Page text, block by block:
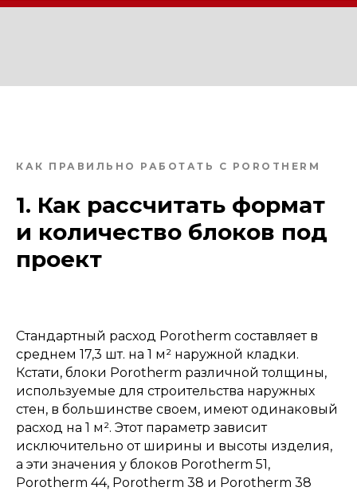
КАК ПРАВИЛЬНО РАБОТАТЬ С POROTHERM
1. Как рассчитать формат
и количество блоков под
проект
Стандартный расход Porotherm составляет в
среднем 17,3 шт. на 1 м² наружной кладки.
Кстати, блоки Porotherm различной толщины,
используемые для строительства наружных
стен, в большинстве своем, имеют одинаковый
расход на 1 м². Этот параметр зависит
исключительно от ширины и высоты изделия,
а эти значения у блоков Porotherm 51,
Porotherm 44, Porotherm 38 и Porotherm 38